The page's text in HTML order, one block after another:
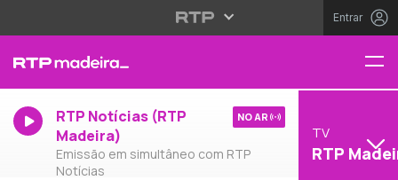
Entrar
RTP Notícias (RTP
Madeira)
Emissão em simultâneo com RTP
Notícias
NO AR
TV
RTP